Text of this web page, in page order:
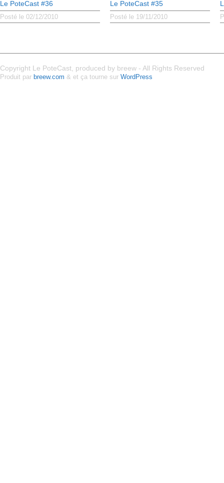
Le PoteCast #36
Posté le 02/12/2010
Le PoteCast #35
Posté le 19/11/2010
Copyright Le PoteCast, produced by breew - All Rights Reserved
Produit par breew.com & et ça tourne sur WordPress